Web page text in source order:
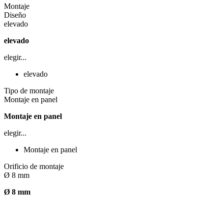
Montaje
Diseño
elevado
elevado
elegir...
elevado
Tipo de montaje
Montaje en panel
Montaje en panel
elegir...
Montaje en panel
Orificio de montaje
Ø 8 mm
Ø 8 mm